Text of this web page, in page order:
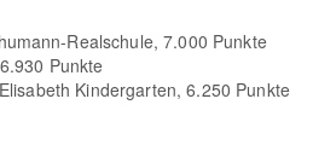
Realschule, 7.000 Punkte
Punkte
Kindergarten, 6.250 Punkte